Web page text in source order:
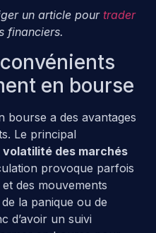
un article pour trader
financiers.
en bourse
bourse a des avantages
Le principal
volatilité des marchés
provoque parfois
des mouvements
la panique ou de
d’avoir un suivi